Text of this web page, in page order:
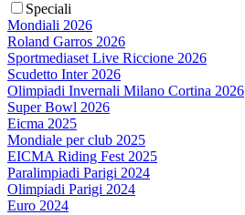
Speciali
Mondiali 2026
Roland Garros 2026
Sportmediaset Live Riccione 2026
Scudetto Inter 2026
Olimpiadi Invernali Milano Cortina 2026
Super Bowl 2026
Eicma 2025
Mondiale per club 2025
EICMA Riding Fest 2025
Paralimpiadi Parigi 2024
Olimpiadi Parigi 2024
Euro 2024